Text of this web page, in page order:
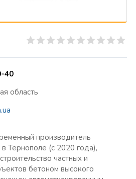
40
область
производитель
Тернополе (с 2020 года),
частных и
бетоном высокого